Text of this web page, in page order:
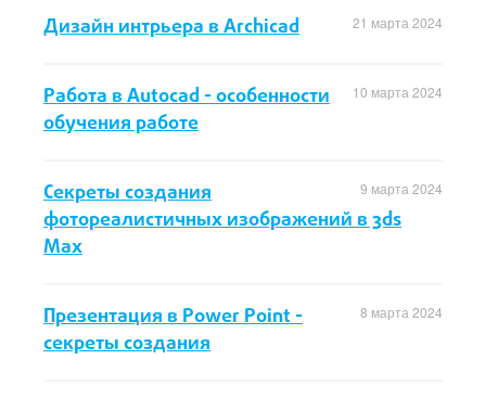
21 марта 2024
Дизайн интрьера в Archicad
10 марта 2024
Работа в Autocad - особенности
обучения работе
9 марта 2024
Секреты создания
фотореалистичных изображений в 3ds
Max
8 марта 2024
Презентация в Power Point -
секреты создания